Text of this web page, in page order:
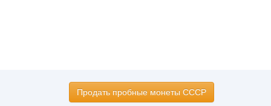
Продать пробные монеты СССР